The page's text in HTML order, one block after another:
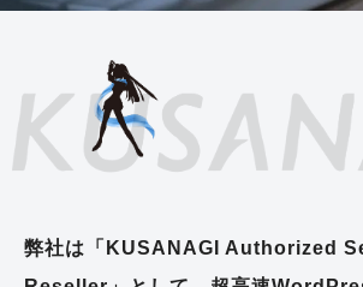
弊社は「KUSANAGI Authorized